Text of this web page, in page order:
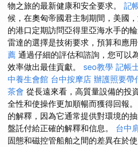
物之旅的最新健康和安全要求。 記
候，在奧匈帝國君主制期間，美國
的港口定期訪問亞得里亞海水手的
雷達的選擇是技術要求，預算和應
薦 通過仔細的評估和諮詢，您可以
效率做出最佳貢獻。 seo教學 記帳
中養生會館 台中按摩店 辦護照要帶
茶會 從長遠來看，高質量設備的投
全性和使操作更加順暢而獲得回報
的解釋，因為它通常提供對環境的
盤託付給正確的解釋和信息。 台中
固態和磁控管船舶之間的差異在於